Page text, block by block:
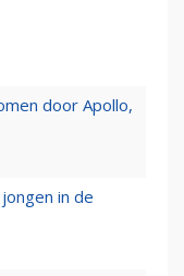
door Apollo,
in de